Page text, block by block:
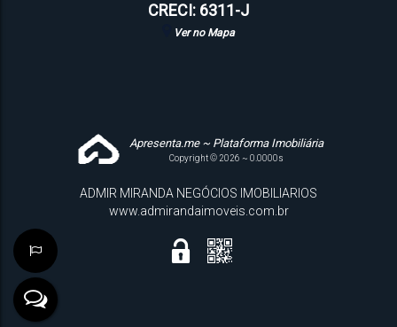
CRECI: 6311-J
Ver no Mapa
Apresenta.me ~ Plataforma Imobiliária
Copyright © 2026 ~ 0.0000s
ADMIR MIRANDA NEGÓCIOS IMOBILIARIOS
www.admirandaimoveis.com.br